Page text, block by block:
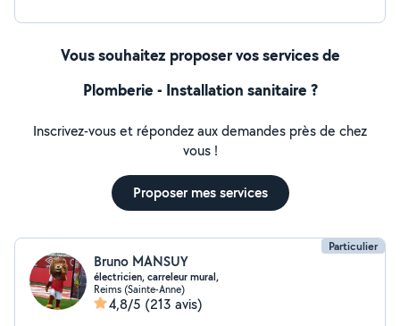
Vous souhaitez proposer vos services de
Plomberie - Installation sanitaire ?
Inscrivez-vous et répondez aux demandes près de chez
vous !
Proposer mes services
Particulier
Bruno MANSUY
électricien, carreleur mural,
Reims (Sainte-Anne)
4,8/5 (213 avis)